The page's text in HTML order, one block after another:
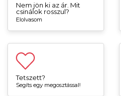
Nem jön ki az ár. Mit
csinálok rosszul?
Elolvasom
Tetszett?
Segíts egy megosztással!